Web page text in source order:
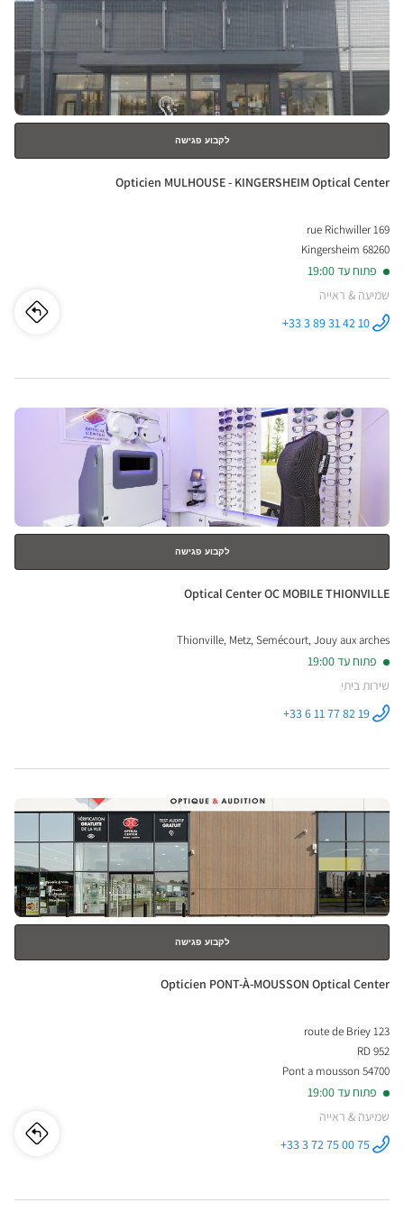
לחץ
ENTER
למידע
נוסף
לקבוע פגישה
חנות:
Opticien MULHOUSE - KINGERSHEIM Optical Center
169 rue Richwiller
68260 Kingersheim
פתוח עד 19:00
שמיעה & ראייה
התקשר לחנות
Optical
+33 3 89 31 42 10 לו"ז
לחץ
ENTER
למידע
לקבוע פגישה
חנות:
Optical Center OC MOBILE THIONVILLE
Thionville, Metz, Semécourt, Jouy aux arches
פתוח עד 19:00
שירות ביתי
התקשר לחנות
THIONVILLE
+33 6 11 77 82 19
לחץ
למידע
נוסף
לקבוע פגישה
חנות:
Opticien PONT-À-MOUSSON Optical Center
123 route de Briey
RD 952
54700 Pont a mousson
פתוח עד 19:00
שמיעה & ראייה
התקשר לחנות
Optical
+33 3 72 75 00 75 לו"ז